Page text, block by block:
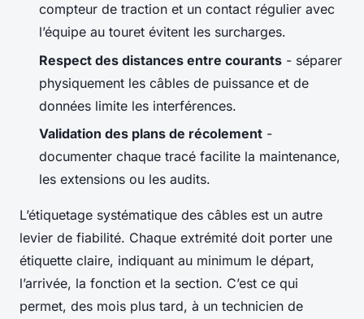
compteur de traction et un contact régulier avec
l’équipe au touret évitent les surcharges.
Respect des distances entre courants - séparer
physiquement les câbles de puissance et de
données limite les interférences.
Validation des plans de récolement -
documenter chaque tracé facilite la maintenance,
les extensions ou les audits.
L’étiquetage systématique des câbles est un autre
levier de fiabilité. Chaque extrémité doit porter une
étiquette claire, indiquant au minimum le départ,
l’arrivée, la fonction et la section. C’est ce qui
permet, des mois plus tard, à un technicien de